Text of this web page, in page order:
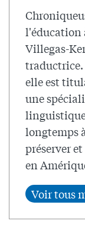
l'éducation
Villegas-
elle est
une
longtemps
préserver
en